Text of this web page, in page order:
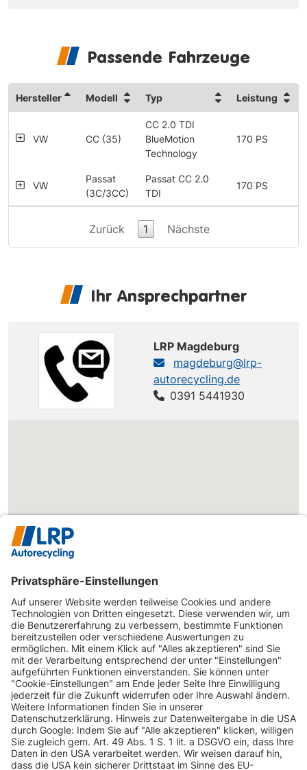
Passende Fahrzeuge
Hersteller Modell Typ Leistung
VW CC (35)
CC 2.0 TDI
BlueMotion
Technology
170 PS
VW
Passat
(3C/3CC)
Passat CC 2.0
TDI
170 PS
Zurück 1 Nächste
Ihr Ansprechpartner
LRP Magdeburg
magdeburg@lrp-
autorecycling.de
0391 5441930
INFORMATIONEN
KUNDENSERVICE